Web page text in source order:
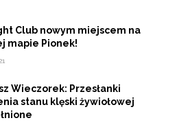
Club nowym miejscem na
mapie Pionek!
Wieczorek: Przesłanki
stanu klęski żywiołowej